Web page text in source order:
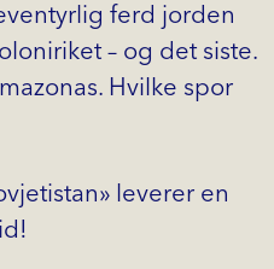
ferd jorden
– og det siste.
Hvilke spor
leverer en